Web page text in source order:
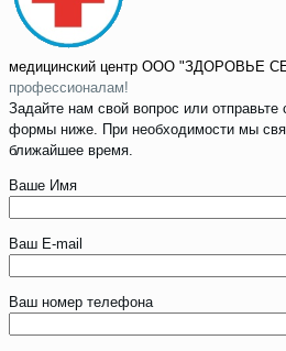
медицинский центр ООО "ЗДОРОВЬЕ
профессионалам!
Задайте нам свой вопрос или
формы ниже. При необходимости мы
ближайшее время.
Ваше Имя
Ваш E-mail
Ваш номер телефона